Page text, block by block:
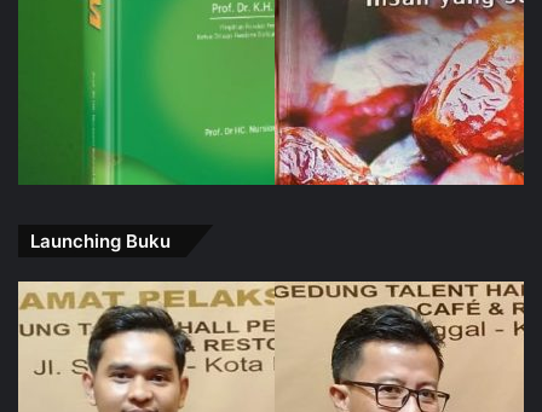
Launching Buku